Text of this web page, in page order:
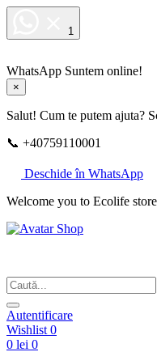
1
WhatsApp Suntem online!
×
Salut! Cum te putem ajuta?
📞 +40759110001
Deschide în WhatsApp
Welcome you to Ecolife
Autentificare
Wishlist 0
0 lei 0